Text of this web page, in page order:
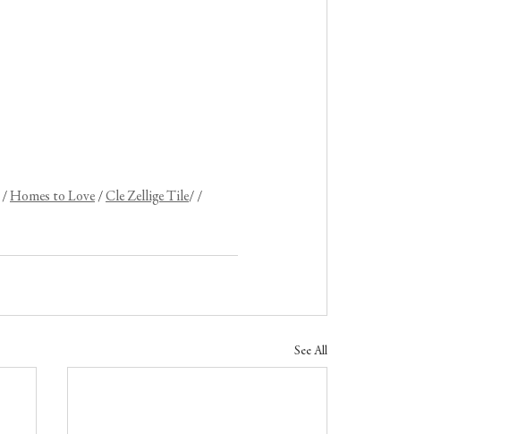
/ Homes to Love / Cle Zellige Tile/ /
See All